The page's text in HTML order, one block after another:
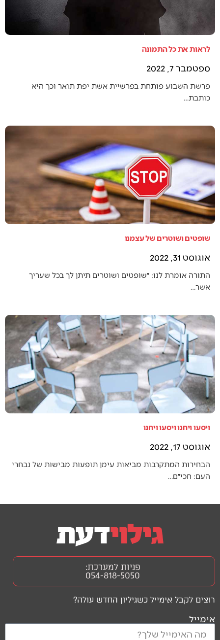
לראות את כל התמונה
ספטמבר 7, 2022
פרשת השבוע פותחת בפרשיית אשת יפת תואר וכך היא
כותבת…
שופטים ושוטרים של עצמנו
אוגוסט 31, 2022
התורה אומרת לנו: ״שופטים ושוטרים תיתן לך בכל שעריך
אשר…
ויסעו ויחנו ויסעו ויחנו
אוגוסט 17, 2022
הבחירות המתקרבות מביאות עימן תופעות מבישות של נבחרי
העם: חכי״ם…
רוצים לקבל אימייל כשגיליון החדש עולה?
אימייל
פניות למערכת:
054-818-5050